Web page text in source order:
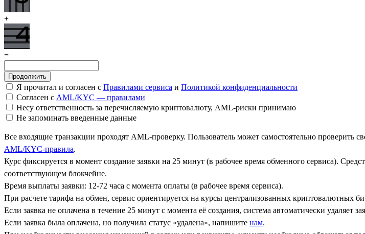
+
=
Я прочитал и согласен с Правилами сервиса и Политикой конфиденциальности
Согласен с AML/KYC — правилами
Несу ответственность за перечисляемую криптовалюту, AML-риски принимаю
Не запоминать введенные данные
Все входящие транзакции проходят AML-проверку. Пользователь может самостоятельно проверить
AML/KYC-правила.
Курс фиксируется в момент создание заявки на 25 минут (в рабочее время обменного сервиса).
соответствующем блокчейне.
Время выплаты заявки: 12-72 часа с момента оплаты (в рабочее время сервиса).
При расчете тарифа на обмен, сервис ориентируется на курсы централизованных криптовалютных
Если заявка не оплачена в течение 25 минут с момента её создания, система автоматически удаляет
Если заявка была оплачена, но получила статус «удалена», напишите нам.